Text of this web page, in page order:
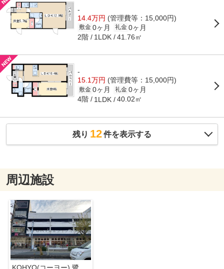
-
14.4万円 (管理費等：15,000円)
敷金 0ヶ月 礼金 0ヶ月
2階 1LDK 41.76㎡
-
15.1万円 (管理費等：15,000円)
敷金 0ヶ月 礼金 0ヶ月
4階 1LDK 40.02㎡
残り 12件を表示する
周辺施設